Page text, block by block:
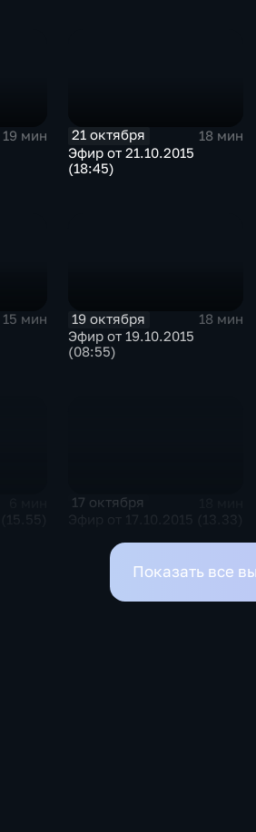
19 мин
21 октября
18 мин
Эфир от 21.10.2015
(18:45)
15 мин
19 октября
18 мин
Эфир от 19.10.2015
(08:55)
17 октября
Показать все